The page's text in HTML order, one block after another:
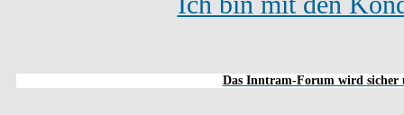
Das Inntram-Forum wird sicher